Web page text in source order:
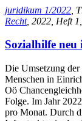
juridikum 1/2022 ,
Recht, 2022, Heft
Sozialhilfe neu
Die Umsetzung
Menschen in
Oö
Folge. Im Jahr
pro Monat. Durch